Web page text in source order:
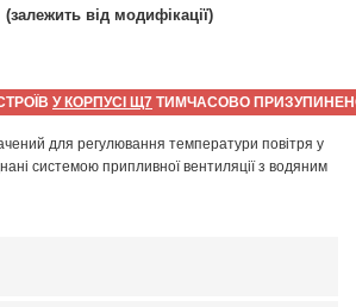
(залежить від модифікації)
У КОРПУСІ Щ7 ТИМЧАСОВО
для регулювання температури повітря у
системою припливної вентиляції з водяним